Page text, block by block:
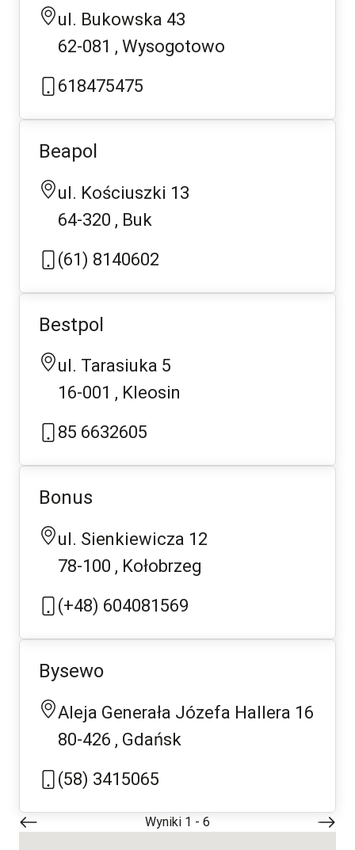
ul. Bukowska 43
62-081
Wysogotowo
618475475
Beapol
ul. Kościuszki 13
64-320
Buk
(61) 8140602
Bestpol
ul. Tarasiuka 5
16-001
Kleosin
85 6632605
Bonus
ul. Sienkiewicza 12
78-100
Kołobrzeg
(+48) 604081569
Bysewo
Aleja Generała Józefa Hallera 16
80-426
Gdańsk
(58) 3415065
Pagination Wyniki 1 - 6
Next
›